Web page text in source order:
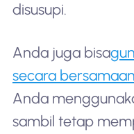
disusupi.
Anda juga bisa
secara bersamaan
Anda
sambil tetap